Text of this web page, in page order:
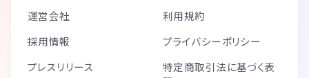
運営会社
採用情報
プレスリリース
利用規約
プライバシーポリシー
特定商取引法に基づく表